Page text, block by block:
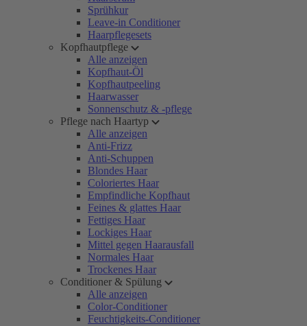
Sprühkur
Leave-in Conditioner
Haarpflegesets
Kopfhautpflege
Alle anzeigen
Kopfhaut-Öl
Kopfhautpeeling
Haarwasser
Sonnenschutz & -pflege
Pflege nach Haartyp
Alle anzeigen
Anti-Frizz
Anti-Schuppen
Blondes Haar
Coloriertes Haar
Empfindliche Kopfhaut
Feines & glattes Haar
Fettiges Haar
Lockiges Haar
Mittel gegen Haarausfall
Normales Haar
Trockenes Haar
Conditioner & Spülung
Alle anzeigen
Color-Conditioner
Feuchtigkeits-Conditioner